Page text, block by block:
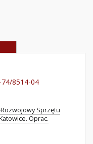
8514-04
Sprzętu
Oprac.